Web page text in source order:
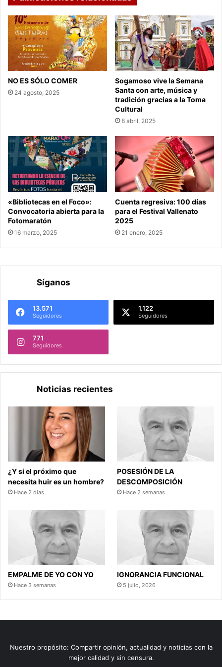
NO ES SÓLO COMER
24 agosto, 2025
Sogamoso vive la Semana
Santa con arte, música y
tradición gracias a la Toma
Cultural
8 abril, 2025
«Bibliotecas en el Foco»:
Convocatoria abierta para la
Fotomaratón
16 marzo, 2025
Cuenta regresiva: 100 días
para el Festival Vallenato
2025
21 enero, 2025
Síganos
13.571
Seguidores
1.122
Seguidores
771
Seguidores
Noticias recientes
¿Y si el próximo que
necesita huir es un hombre?
Hace 2 días
POSESIÓN DE LA
DESCOMPOSICIÓN
Hace 2 semanas
EMPALME DE YO CON YO
Hace 3 semanas
IGNORANCIA FUNCIONAL
5 julio, 2026
Nuestro propósito: Compartir opinión, actualidad y noticias con la
mejor calidad y sin censura.